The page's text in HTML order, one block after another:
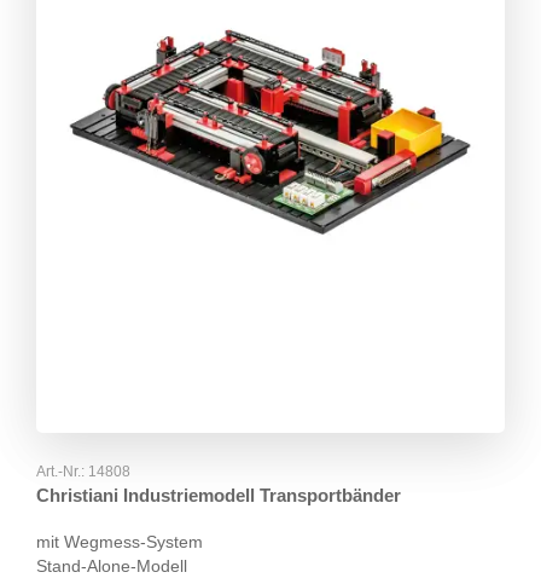
Art.-Nr.: 14808
Christiani Industriemodell Transportbänder
mit Wegmess-System
Stand-Alone-Modell